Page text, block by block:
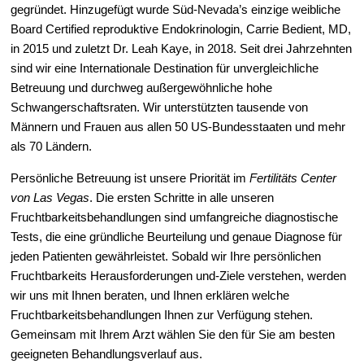
gegründet. Hinzugefügt wurde Süd-Nevada’s einzige weibliche
Board Certified reproduktive Endokrinologin, Carrie Bedient, MD,
in 2015 und zuletzt Dr. Leah Kaye, in 2018. Seit drei Jahrzehnten
sind wir eine Internationale Destination für unvergleichliche
Betreuung und durchweg außergewöhnliche hohe
Schwangerschaftsraten. Wir unterstützten tausende von
Männern und Frauen aus allen 50 US-Bundesstaaten und mehr
als 70 Ländern.
Persönliche Betreuung ist unsere Priorität imFertilitäts Center
von Las Vegas. Die ersten Schritte in alle unseren
Fruchtbarkeitsbehandlungen sind umfangreiche diagnostische
Tests, die eine gründliche Beurteilung und genaue Diagnose für
jeden Patienten gewährleistet. Sobald wir Ihre persönlichen
Fruchtbarkeits Herausforderungen und-Ziele verstehen, werden
wir uns mit Ihnen beraten, und Ihnen erklären welche
Fruchtbarkeitsbehandlungen Ihnen zur Verfügung stehen.
Gemeinsam mit Ihrem Arzt wählen Sie den für Sie am besten
geeigneten Behandlungsverlauf aus.